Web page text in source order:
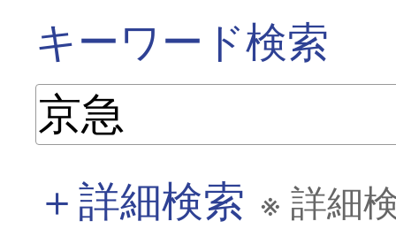
キーワード検索
＋詳細検索 ※ 詳細